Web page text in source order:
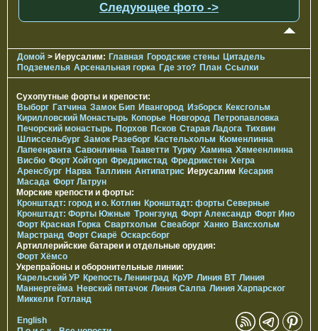
Следующее фото ->
Домой > Иерусалим: Главная Городские стены Цитадель
Подземелья Арсенальная горка Где это? План Ссылки
Сухопутные форты и крепости:
Выборг Гатчина Замок Бип Ивангород Изборск Кексгольм
Кирилловский Монастырь Копорье Новгород Петропавловка
Печорcкий монастырь Порхов Псков Старая Ладога Тихвин
Шлиссельбург Замок Разеборг Кастельхольм Кюменлинна
Лапеенранта Савонлинна Тааветти Турку Хамина Хямеенлинна
Висбю Форт Хойторп Фредрикстад Фредрикстен Хегра
Аренсбург Нарва Таллинн Антипатрис Иерусалим Кесария
Масада Форт Латрун
Морские крепости и форты:
Кронштадт: город и о. Котлин Кронштадт: форты Северные
Кронштадт: Форты Южные Тронгзунд Форт Александр Форт Ино
Форт Красная Горка Свартхольм Свеаборг Ханко Ваксхольм
Марстранд Форт Сиарё Оскарсборг
Артиллерийские батареи и отдельные орудия:
Форт Хёмсо
Укрепрайоны и оборонительные линии:
Карельский УР Крепость Ленинград КрУР Линия ВТ Линия
Маннергейма Невский пятачок Линия Салпа Линия Харпарског
Миккели Готланд
English